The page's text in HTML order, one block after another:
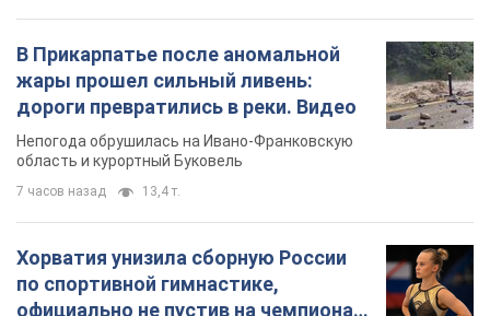
В Прикарпатье после аномальной
жары прошел сильный ливень:
дороги превратились в реки. Видео
Непогода обрушилась на Ивано-Франковскую
область и курортный Буковель
7 часов назад 13,4 т.
Хорватия унизила сборную России
по спортивной гимнастике,
официально не пустив на чемпионат